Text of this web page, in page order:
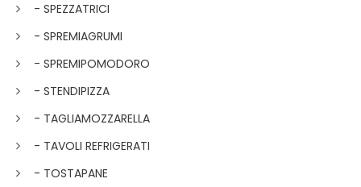
- SPEZZATRICI
- SPREMIAGRUMI
- SPREMIPOMODORO
- STENDIPIZZA
- TAGLIAMOZZARELLA
- TAVOLI REFRIGERATI
- TOSTAPANE